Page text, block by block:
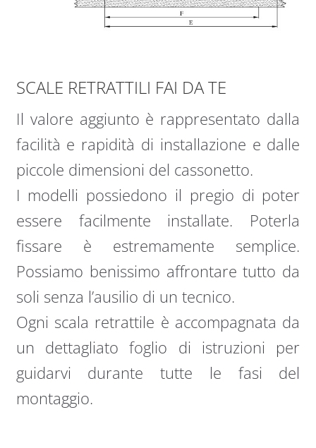
SCALE RETRATTILI FAI DA TE
Il valore aggiunto è rappresentato dalla
facilità e rapidità di installazione e dalle
piccole dimensioni del cassonetto.
I modelli possiedono il pregio di poter
essere facilmente installate. Poterla
fissare è estremamente semplice.
Possiamo benissimo affrontare tutto da
soli senza l’ausilio di un tecnico.
Ogni scala retrattile è accompagnata da
un dettagliato foglio di istruzioni per
guidarvi durante tutte le fasi del
montaggio.